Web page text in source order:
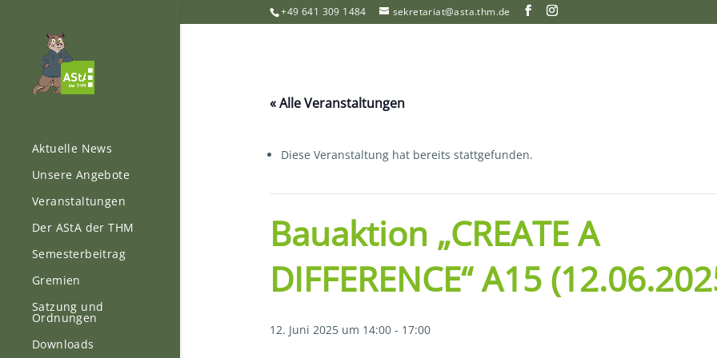
+49 641 309 1484 sekretariat@asta.thm.de
Aktuelle News
Unsere Angebote
Veranstaltungen
Der AStA der THM
Semesterbeitrag
Gremien
Satzung und
Ordnungen
Downloads
« Alle Veranstaltungen
Diese Veranstaltung hat bereits stattgefunden.
Bauaktion „CREATE A
DIFFERENCE“ A15
12. Juni 2025 um 14:00- 17:00